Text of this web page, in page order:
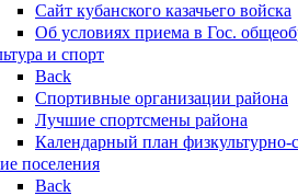
Cайт кубанского казачьего войска
Об условиях приема в Гос.
и спорт
Back
Спортивные организации района
Лучшие спортсмены района
Календарный план
поселения
Back